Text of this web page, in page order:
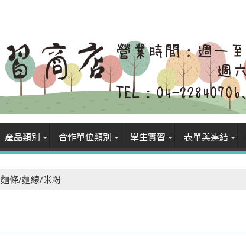
產品類別 合作單位類別 學生實習 表單與連結
麵條/麵線/米粉